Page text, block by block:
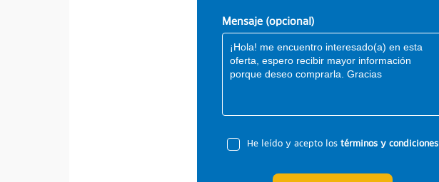
Mensaje (opcional)
He leído y acepto lostérminos y condiciones